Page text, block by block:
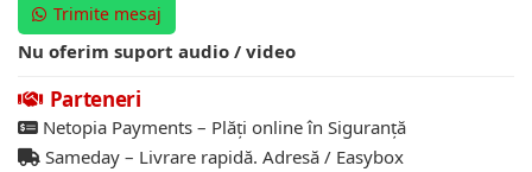
Trimite mesaj
Nu oferim suport audio / video
Parteneri
Netopia Payments – Plăți online în Siguranță
Sameday – Livrare rapidă. Adresă / Easybox